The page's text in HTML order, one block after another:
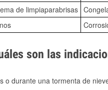
de limpiaparabrisas
son las
o durante una tormenta de